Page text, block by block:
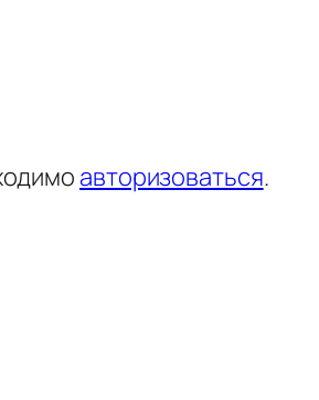
авторизоваться.